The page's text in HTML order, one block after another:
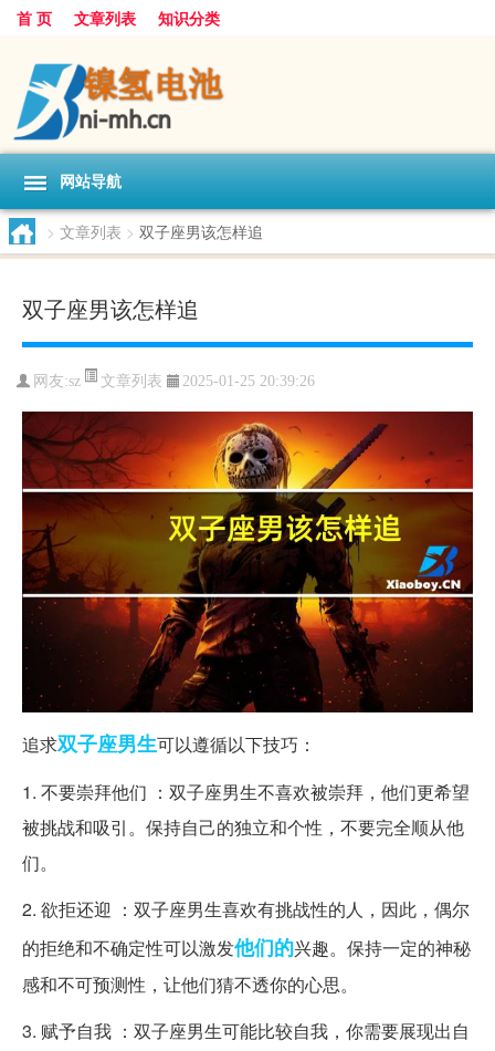
首 页 文章列表 知识分类
网站导航
> 文章列表 > 双子座男该怎样追
双子座男该怎样追
网友:sz 文章列表 2025-01-25 20:39:26
追求双子座男生可以遵循以下技巧：
1. 不要崇拜他们 ：双子座男生不喜欢被崇拜，他们更希望
被挑战和吸引。保持自己的独立和个性，不要完全顺从他
们。
2. 欲拒还迎 ：双子座男生喜欢有挑战性的人，因此，偶尔
的拒绝和不确定性可以激发他们的兴趣。保持一定的神秘
感和不可预测性，让他们猜不透你的心思。
3. 赋予自我 ：双子座男生可能比较自我，你需要展现出自